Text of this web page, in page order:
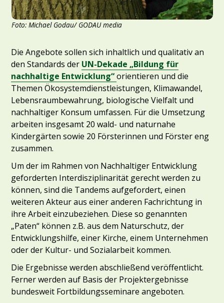
Foto: Michael Godau/ GODAU media
Die Angebote sollen sich inhaltlich und qualitativ an
den Standards der UN-Dekade „Bildung für
nachhaltige Entwicklung“orientieren und die
Themen Ökosystemdienstleistungen, Klimawandel,
Lebensraumbewahrung, biologische Vielfalt und
nachhaltiger Konsum umfassen. Für die Umsetzung
arbeiten insgesamt 20 wald- und naturnahe
Kindergärten sowie 20 Försterinnen und Förster eng
zusammen.
Um der im Rahmen von Nachhaltiger Entwicklung
geforderten Interdisziplinarität gerecht werden zu
können, sind die Tandems aufgefordert, einen
weiteren Akteur aus einer anderen Fachrichtung in
ihre Arbeit einzubeziehen. Diese so genannten
„Paten“ können z.B. aus dem Naturschutz, der
Entwicklungshilfe, einer Kirche, einem Unternehmen
oder der Kultur- und Sozialarbeit kommen.
Die Ergebnisse werden abschließend veröffentlicht.
Ferner werden auf Basis der Projektergebnisse
bundesweit Fortbildungsseminare angeboten.